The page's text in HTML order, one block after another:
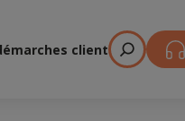
client